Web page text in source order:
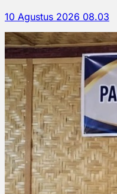
10 Agustus 2026 08.03